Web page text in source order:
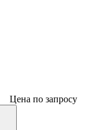
Цена по запросу